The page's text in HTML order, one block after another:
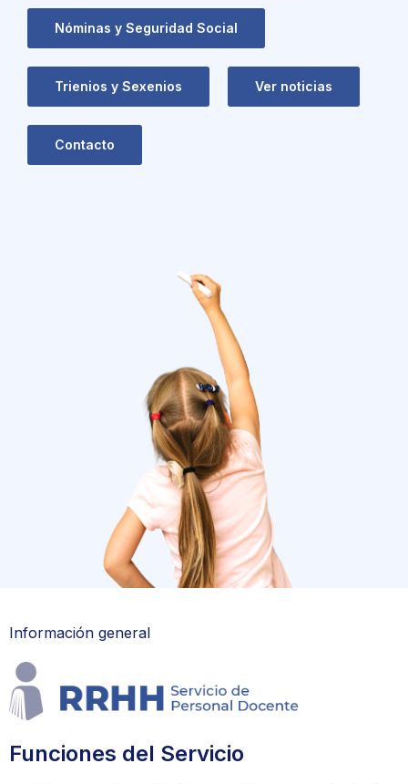
Nóminas y Seguridad Social
Trienios y Sexenios Ver noticias
Contacto
Información general
Funciones del Servicio